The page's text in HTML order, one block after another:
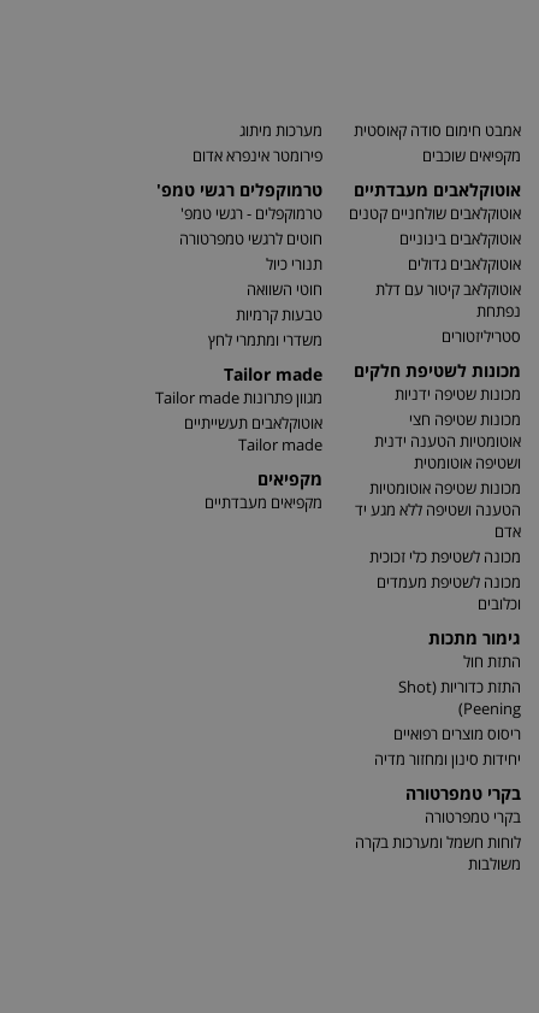
אמבט חימום סודה קאוסטית
מקפיאים שוכבים
אוטוקלאבים מעבדתיים
אוטוקלאבים שולחניים קטנים
אוטוקלאבים בינוניים
אוטוקלאבים גדולים
אוטוקלאב קיטור עם דלת
נפתחת
סטריליזטורים
מכונות לשטיפת חלקים
מכונות שטיפה ידניות
מכונות שטיפה חצי
אוטומטיות הטענה ידנית
ושטיפה אוטומטית
מכונות שטיפה אוטומטיות
הטענה ושטיפה ללא מגע יד
אדם
מכונה לשטיפת כלי זכוכית
מכונה לשטיפת מעמדים
וכלובים
גימור מתכות
התזת חול
התזת כדוריות (Shot
Peening)
ריסוס מוצרים רפואיים
יחידות סינון ומחזור מדיה
בקרי טמפרטורה
בקרי טמפרטורה
לוחות חשמל ומערכות בקרה
משולבות
מערכות מיתוג
פירומטר אינפרא אדום
טרמוקפלים רגשי טמפ'
טרמוקפלים - רגשי טמפ'
חוטים לרגשי טמפרטורה
תנורי כיול
חוטי השוואה
טבעות קרמיות
משדרי ומתמרי לחץ
Tailor made
מגוון פתרונות Tailor made
אוטוקלאבים תעשייתיים
Tailor made
מקפיאים
מקפיאים מעבדתיים